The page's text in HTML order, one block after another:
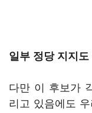
일부 정당 지지
다만 이 후보가
리고 있음에도